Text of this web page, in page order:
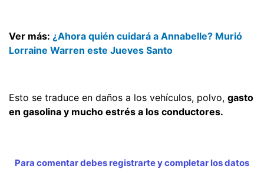
Ver más: ¿Ahora quién cuidará a Annabelle? Murió
Lorraine Warren este Jueves Santo
Esto se traduce en daños a los vehículos, polvo, gasto
en gasolina y mucho estrés a los conductores.
Para comentar debes registrarte y completar los datos